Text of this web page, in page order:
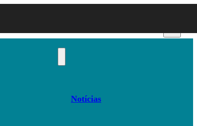
Notícias